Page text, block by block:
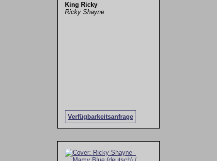
King Ricky
Ricky Shayne
Verfügbarkeitsanfrage